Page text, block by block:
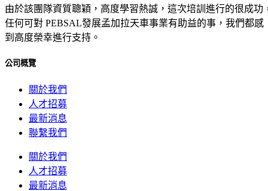
由於該團隊資質聰穎，高度學習熱誠，這次培訓進行的很成功
任何可對 PEBSAL發展孟加拉天車事業有助益的事，我們都感
到高度榮幸進行支持。
公司概覽
關於我們
人才招募
最新消息
聯繫我們
關於我們
人才招募
最新消息